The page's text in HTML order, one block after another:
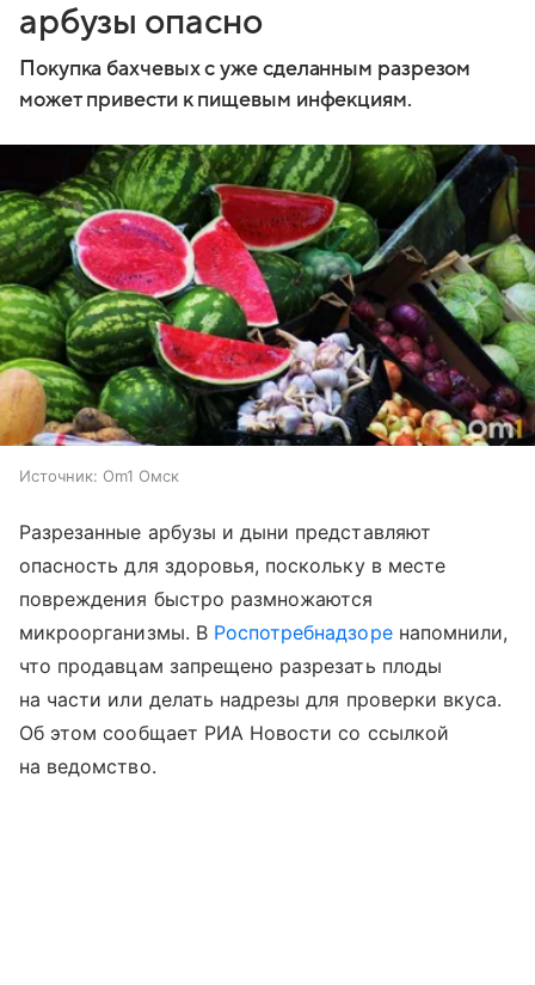
арбузы опасно
Покупка бахчевых с уже сделанным разрезом
может привести к пищевым инфекциям.
Источник: Om1 Омск
Разрезанные арбузы и дыни представляют
опасность для здоровья, поскольку в месте
повреждения быстро размножаются
микроорганизмы. В Роспотребнадзоренапомнили,
что продавцам запрещено разрезать плоды
на части или делать надрезы для проверки вкуса.
Об этом сообщает РИА Новости со ссылкой
на ведомство.